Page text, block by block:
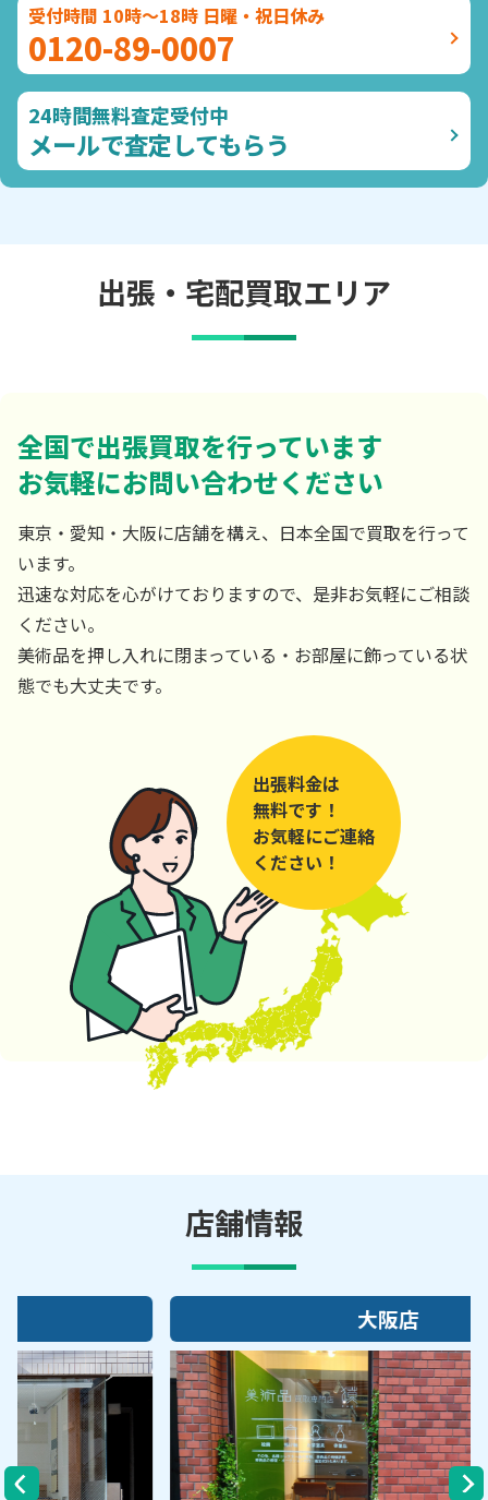
受付時間 10時～18時 日曜・祝日休み
0120-89-0007
24時間無料査定受付中
メールで査定してもらう
出張・宅配買取エリア
全国で出張買取を行っています
お気軽にお問い合わせください
東京・愛知・大阪に店舗を構え、日本全国で買取を行って
います。
迅速な対応を心がけておりますので、是非お気軽にご相談
ください。
美術品を押し入れに閉まっている・お部屋に飾っている状
態でも大丈夫です。
出張料金は
無料です！
お気軽にご連絡
ください！
店舗情報